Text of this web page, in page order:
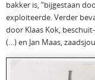
bakker is, “bijgestaan
exploiteerde. Verder
door Klaas Kok,
(…) en Jan Maas,